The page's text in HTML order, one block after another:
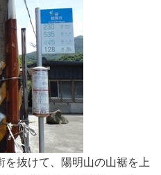
抜けて、陽明山の山裾を上